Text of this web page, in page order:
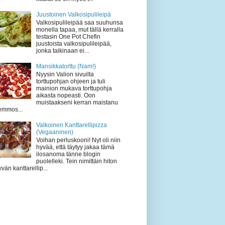
Juustoinen Valkosipulileipä
Valkosipulileipää saa suuhunsa
monella tapaa, mut tällä kerralla
testasin One Pot Chefin
juustoista valkosipulileipää,
jonka taikinaan ei...
Mansikkatorttu (Nam!)
Nyysin Valion sivuilta
torttupohjan ohjeen ja tuli
mainion mukava torttupohja
aikasta nopeasti. Oon
muistaakseni kerran maistanu
Valkoinen Kanttarellipizza
(Vegaaninen)
Voihan perluskooni! Nyt oli niin
hyvää, että täytyy jakaa tämä
ilosanoma tänne blogin
puolelleki. Tein nimittäin hiton
kanttarellip...